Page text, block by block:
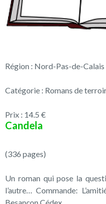
Région : Nord-Pas-de-Calais
Catégorie : Romans de
Prix : 14.5 €
Candela
(336 pages)
Un roman qui pose la
l’autre… Commande: